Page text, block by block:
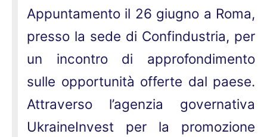
Appuntamento il 26 giugno a Roma,
presso la sede di Confindustria, per
un incontro di approfondimento
sulle opportunità offerte dal paese.
Attraverso l’agenzia governativa
UkraineInvest per la promozione